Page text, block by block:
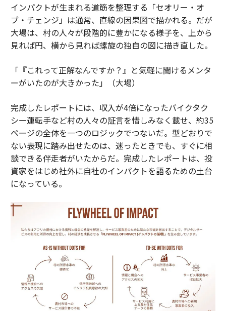
インパクトが生まれる道筋を整理する「セオリー・オ
ブ・チェンジ」は通常、直線の因果図で描かれる。だが
大場は、村の人々が段階的に豊かになる様子を、上から
見れば円、横から見れば螺旋の独自の図に描き直した。
「『これって正解なんですか？』と気軽に聞けるメンタ
ーがいたのが大きかった」（大場）
完成したレポートには、収入が4倍になったバイクタク
シー運転手など村の人々の証言を惜しみなく載せ、約35
ページの全体を一つのロジックでつないだ。型どおりで
ない表現に踏み出せたのは、迷ったときでも、すぐに相
談できる伴走者がいたからだ。完成したレポートは、投
資家をはじめ社外に自社のインパクトを語るための土台
になっている。